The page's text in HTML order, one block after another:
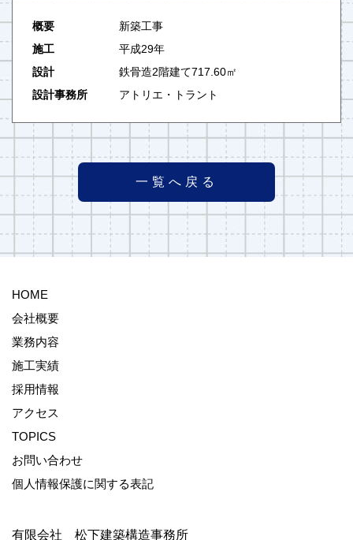
概要
新築工事
施工
平成29年
設計
鉄骨造2階建て717.60㎡
設計事務所
アトリエ・トラント
一覧へ戻る
HOME
会社概要
業務内容
施工実績
採用情報
アクセス
TOPICS
お問い合わせ
個人情報保護に関する表記
有限会社 松下建築構造事務所